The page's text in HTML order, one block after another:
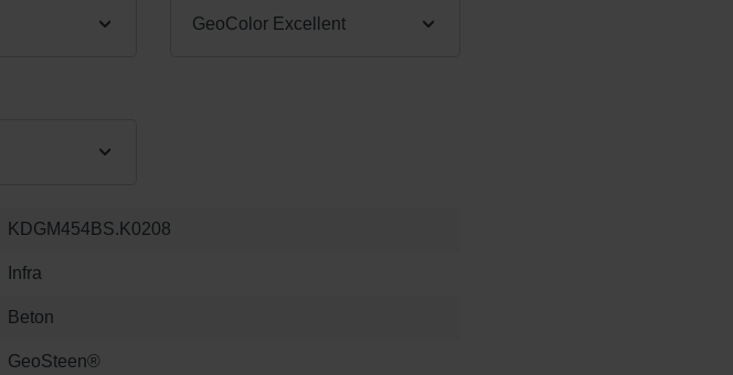
GeoColor Excellent
KDGM454BS.K0208
Infra
Beton
GeoSteen®